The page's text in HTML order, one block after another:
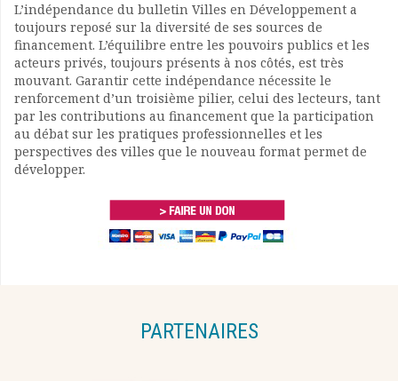
L’indépendance du bulletin Villes en Développement a
toujours reposé sur la diversité de ses sources de
financement. L’équilibre entre les pouvoirs publics et les
acteurs privés, toujours présents à nos côtés, est très
mouvant. Garantir cette indépendance nécessite le
renforcement d’un troisième pilier, celui des lecteurs, tant
par les contributions au financement que la participation
au débat sur les pratiques professionnelles et les
perspectives des villes que le nouveau format permet de
développer.
PARTENAIRES